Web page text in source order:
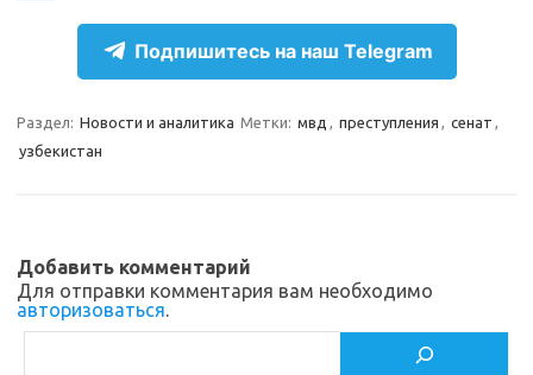
s
k
i
bр
т
ь
Подпишитесь на наш Telegram
Раздел: Новости и аналитика Метки: мвд , преступления , сенат ,
узбекистан
Добавить комментарий
Для отправки комментария вам необходимо
авторизоваться.